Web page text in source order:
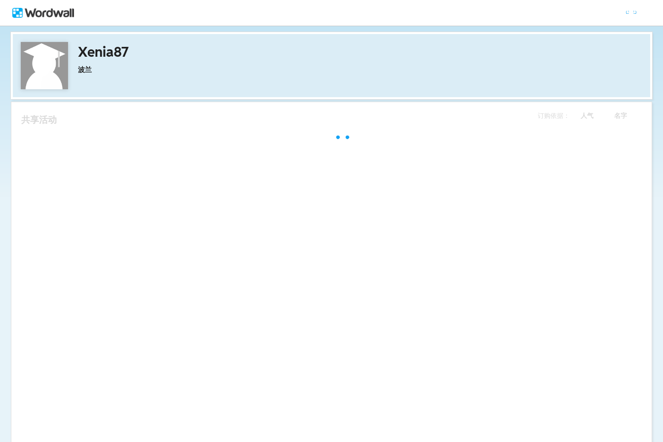
Xenia87
波兰
订购依据： 人气 名字
共享活动